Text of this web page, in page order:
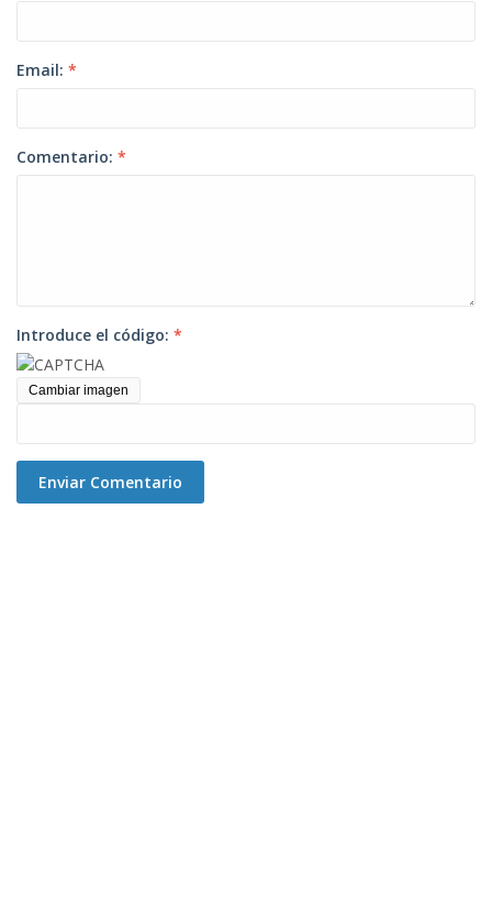
Email: *
Comentario: *
Introduce el código: *
Cambiar imagen
Enviar Comentario